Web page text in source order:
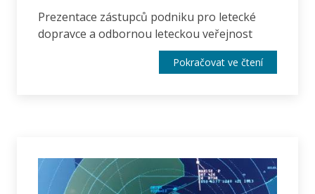
Prezentace zástupců podniku pro letecké
dopravce a odbornou leteckou veřejnost
Pokračovat ve čtení